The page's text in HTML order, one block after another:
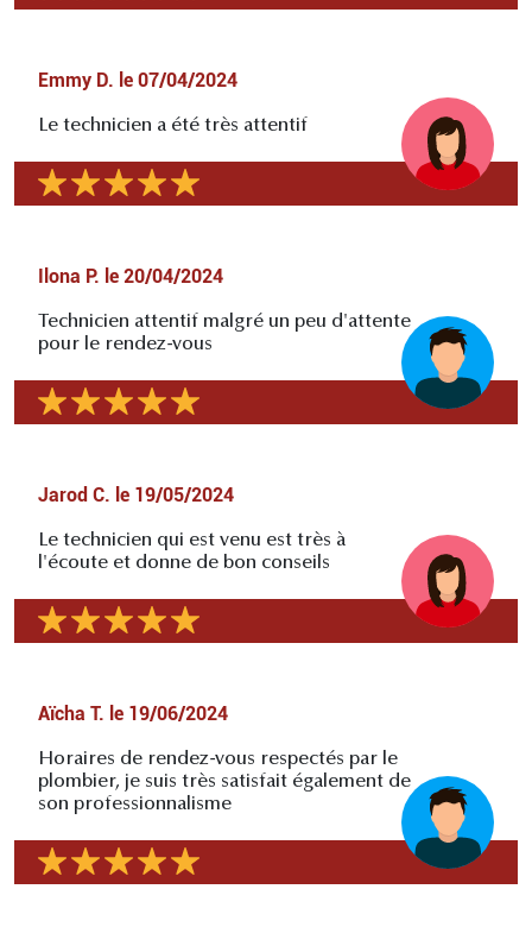
Emmy D. le 07/04/2024
Le technicien a été très attentif
Ilona P. le 20/04/2024
Technicien attentif malgré un peu d'attente
pour le rendez-vous
Jarod C. le 19/05/2024
Le technicien qui est venu est très à
l'écoute et donne de bon conseils
Aïcha T. le 19/06/2024
Horaires de rendez-vous respectés par le
plombier, je suis très satisfait également de
son professionnalisme